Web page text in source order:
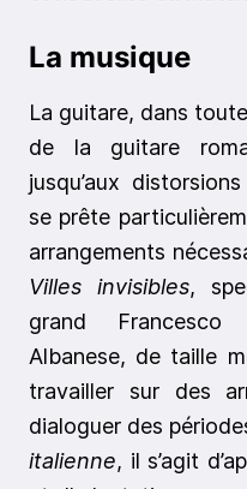
La musique
La guitare, dans
de la guitare
jusqu’aux
se prête
arrangements
Villes invisibles,
grand
Albanese, de taille
travailler sur des
dialoguer des
italienne, il s’agit